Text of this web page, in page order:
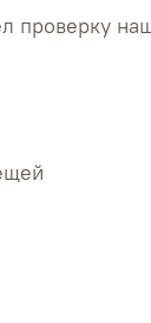
проверку